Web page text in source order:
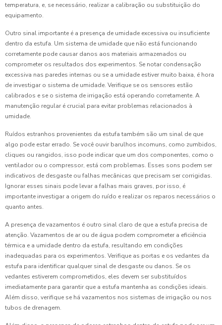
temperatura, e, se necessário, realizar a calibração ou substituição do
equipamento.
Outro sinal importante é a presença de umidade excessiva ou insuficiente
dentro da estufa. Um sistema de umidade que não está funcionando
corretamente pode causar danos aos materiais armazenados ou
comprometer os resultados dos experimentos. Se notar condensação
excessiva nas paredes internas ou se a umidade estiver muito baixa, é hora
de investigar o sistema de umidade. Verifique se os sensores estão
calibrados e se o sistema de irrigação está operando corretamente. A
manutenção regular é crucial para evitar problemas relacionados à
umidade.
Ruídos estranhos provenientes da estufa também são um sinal de que
algo pode estar errado. Se você ouvir barulhos incomuns, como zumbidos,
cliques ou rangidos, isso pode indicar que um dos componentes, como o
ventilador ou o compressor, está com problemas. Esses sons podem ser
indicativos de desgaste ou falhas mecânicas que precisam ser corrigidas.
Ignorar esses sinais pode levar a falhas mais graves, por isso, é
importante investigar a origem do ruído e realizar os reparos necessários o
quanto antes.
A presença de vazamentos é outro sinal claro de que a estufa precisa de
atenção. Vazamentos de ar ou de água podem comprometer a eficiência
térmica e a umidade dentro da estufa, resultando em condições
inadequadas para os experimentos. Verifique as portas e os vedantes da
estufa para identificar qualquer sinal de desgaste ou danos. Se os
vedantes estiverem comprometidos, eles devem ser substituídos
imediatamente para garantir que a estufa mantenha as condições ideais.
Além disso, verifique se há vazamentos nos sistemas de irrigação ou nos
tubos de drenagem.